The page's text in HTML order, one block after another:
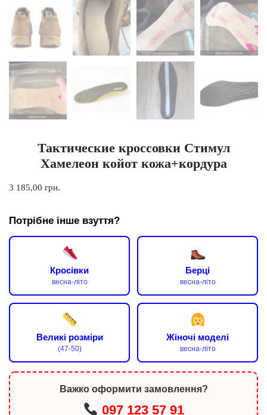
Тактические кроссовки Стимул
Хамелеон койот кожа+кордура
3 185,00 грн.
Потрібне інше взуття?
Кросівки
весна-літо
Берці
весна-літо
Великі розміри
(47-50)
Жіночі моделі
весна-літо
Важко оформити замовлення?
097 123 57 91